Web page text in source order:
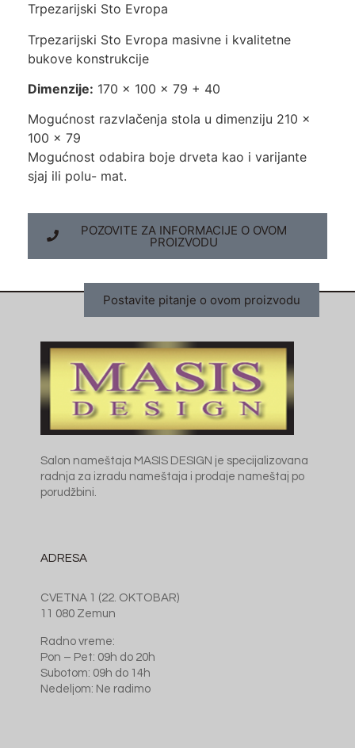
Trpezarijski Sto Evropa
Trpezarijski Sto Evropa masivne i kvalitetne
bukove konstrukcije
Dimenzije: 170 x 100 x 79 + 40
Mogućnost razvlačenja stola u dimenziju 210 x
100 x 79
Mogućnost odabira boje drveta kao i varijante
sjaj ili polu- mat.
POZOVITE ZA INFORMACIJE O OVOM
PROIZVODU
Postavite pitanje o ovom proizvodu
Salon nameštaja MASIS DESIGN je specijalizovana
radnja za izradu nameštaja i prodaje nameštaj po
porudžbini.
ADRESA
CVETNA 1 (22. OKTOBAR)
11 080 Zemun
Radno vreme:
Pon – Pet: 09h do 20h
Subotom: 09h do 14h
Nedeljom: Ne radimo